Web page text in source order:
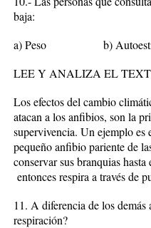
baja:
a) Peso b)
LEE Y ANALIZA EL
Los efectos del cambio
atacan a los anfibios, son la
supervivencia. Un ejemplo
pequeño anfibio pariente de
conservar sus branquias
entonces respira a través de
11. A diferencia de los
respiración?